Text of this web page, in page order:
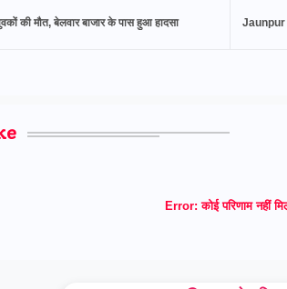
Jaunpur
की मौत, बेलवार बाजार के पास हुआ हादसा
Error: कोई परिणाम नहीं